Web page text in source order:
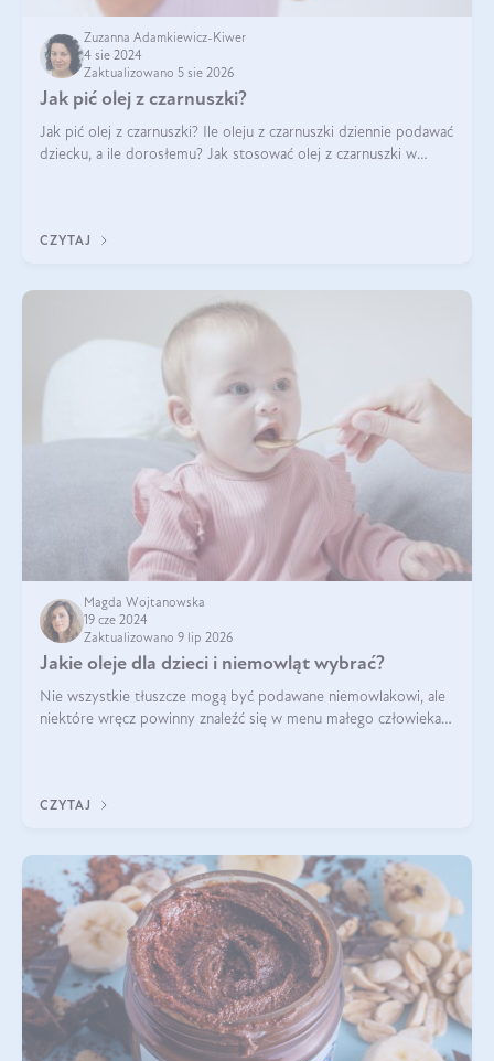
Zuzanna Adamkiewicz-Kiwer
4 sie 2024
Zaktualizowano 5 sie 2026
Jak pić olej z czarnuszki?
Jak pić olej z czarnuszki? Ile oleju z czarnuszki dziennie podawać
dziecku, a ile dorosłemu? Jak stosować olej z czarnuszki w
CZYTAJ
Magda Wojtanowska
19 cze 2024
Zaktualizowano 9 lip 2026
Jakie oleje dla dzieci i niemowląt wybrać?
Nie wszystkie tłuszcze mogą być podawane niemowlakowi, ale
niektóre wręcz powinny znaleźć się w menu małego człowieka.
CZYTAJ